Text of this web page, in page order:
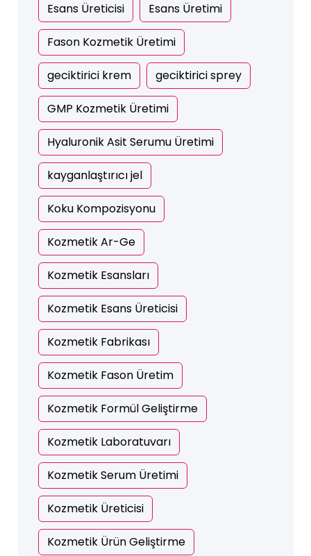
Esans Üreticisi Esans Üretimi
Fason Kozmetik Üretimi
geciktirici krem geciktirici sprey
GMP Kozmetik Üretimi
Hyaluronik Asit Serumu Üretimi
kayganlaştırıcı jel
Koku Kompozisyonu
Kozmetik Ar-Ge
Kozmetik Esansları
Kozmetik Esans Üreticisi
Kozmetik Fabrikası
Kozmetik Fason Üretim
Kozmetik Formül Geliştirme
Kozmetik Laboratuvarı
Kozmetik Serum Üretimi
Kozmetik Üreticisi
Kozmetik Ürün Geliştirme